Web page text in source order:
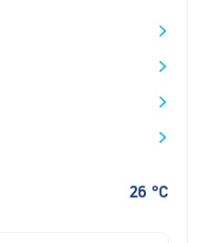
26 °C